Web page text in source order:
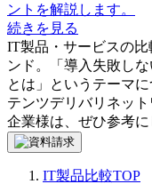
ントを解説します。
続きを見る
IT製品・サービスの
ンド。「 導入失敗し
とは 」というテーマ
テンツデリバリネット
企業様は、ぜひ参考に
IT製品比較TOP